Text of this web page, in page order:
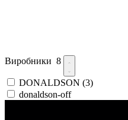
Виробники 8
DONALDSON (3)
donaldson-off